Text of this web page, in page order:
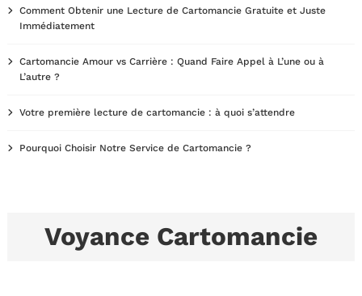
Comment Obtenir une Lecture de Cartomancie Gratuite et Juste
Immédiatement
Cartomancie Amour vs Carrière : Quand Faire Appel à L’une ou à
L’autre ?
Votre première lecture de cartomancie : à quoi s’attendre
Pourquoi Choisir Notre Service de Cartomancie ?
Voyance Cartomancie